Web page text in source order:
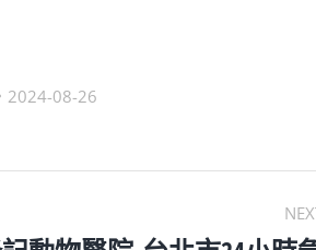
2024-08-26